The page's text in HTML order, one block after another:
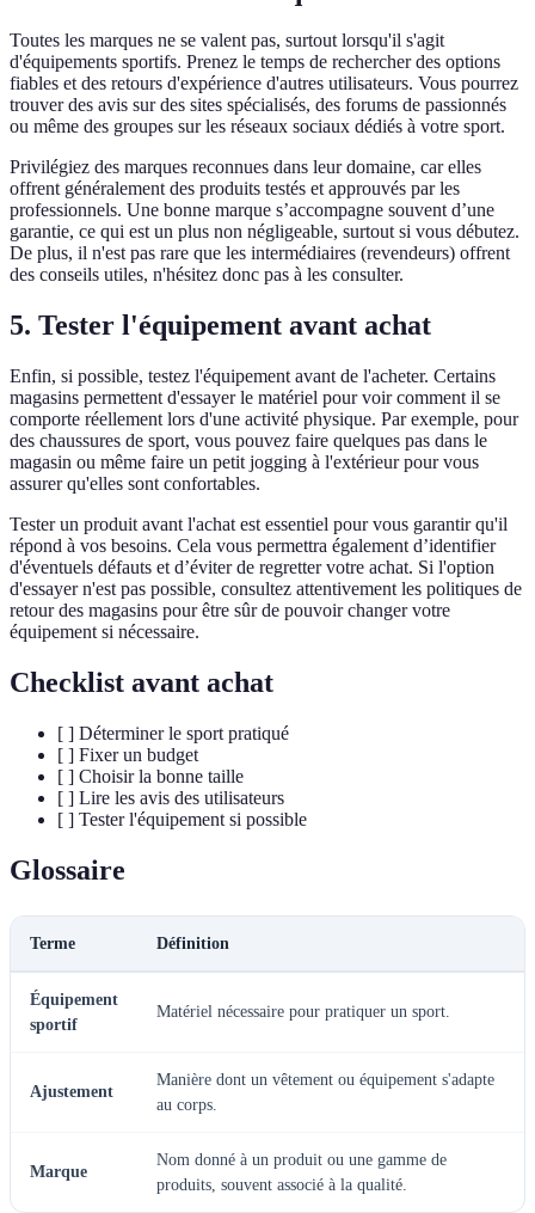
Toutes les marques ne se valent pas, surtout lorsqu'il s'agit
d'équipements sportifs. Prenez le temps de rechercher des options
fiables et des retours d'expérience d'autres utilisateurs. Vous pourrez
trouver des avis sur des sites spécialisés, des forums de passionnés
ou même des groupes sur les réseaux sociaux dédiés à votre sport.
Privilégiez des marques reconnues dans leur domaine, car elles
offrent généralement des produits testés et approuvés par les
professionnels. Une bonne marque s’accompagne souvent d’une
garantie, ce qui est un plus non négligeable, surtout si vous débutez.
De plus, il n'est pas rare que les intermédiaires (revendeurs) offrent
des conseils utiles, n'hésitez donc pas à les consulter.
5. Tester l'équipement avant achat
Enfin, si possible, testez l'équipement avant de l'acheter. Certains
magasins permettent d'essayer le matériel pour voir comment il se
comporte réellement lors d'une activité physique. Par exemple, pour
des chaussures de sport, vous pouvez faire quelques pas dans le
magasin ou même faire un petit jogging à l'extérieur pour vous
assurer qu'elles sont confortables.
Tester un produit avant l'achat est essentiel pour vous garantir qu'il
répond à vos besoins. Cela vous permettra également d’identifier
d'éventuels défauts et d’éviter de regretter votre achat. Si l'option
d'essayer n'est pas possible, consultez attentivement les politiques de
retour des magasins pour être sûr de pouvoir changer votre
équipement si nécessaire.
Checklist avant achat
[ ] Déterminer le sport pratiqué
[ ] Fixer un budget
[ ] Choisir la bonne taille
[ ] Lire les avis des utilisateurs
[ ] Tester l'équipement si possible
Glossaire
Terme Définition
Équipement
sportif
Matériel nécessaire pour pratiquer un sport.
Ajustement
Manière dont un vêtement ou équipement s'adapte
au corps.
Marque
Nom donné à un produit ou une gamme de
produits, souvent associé à la qualité.